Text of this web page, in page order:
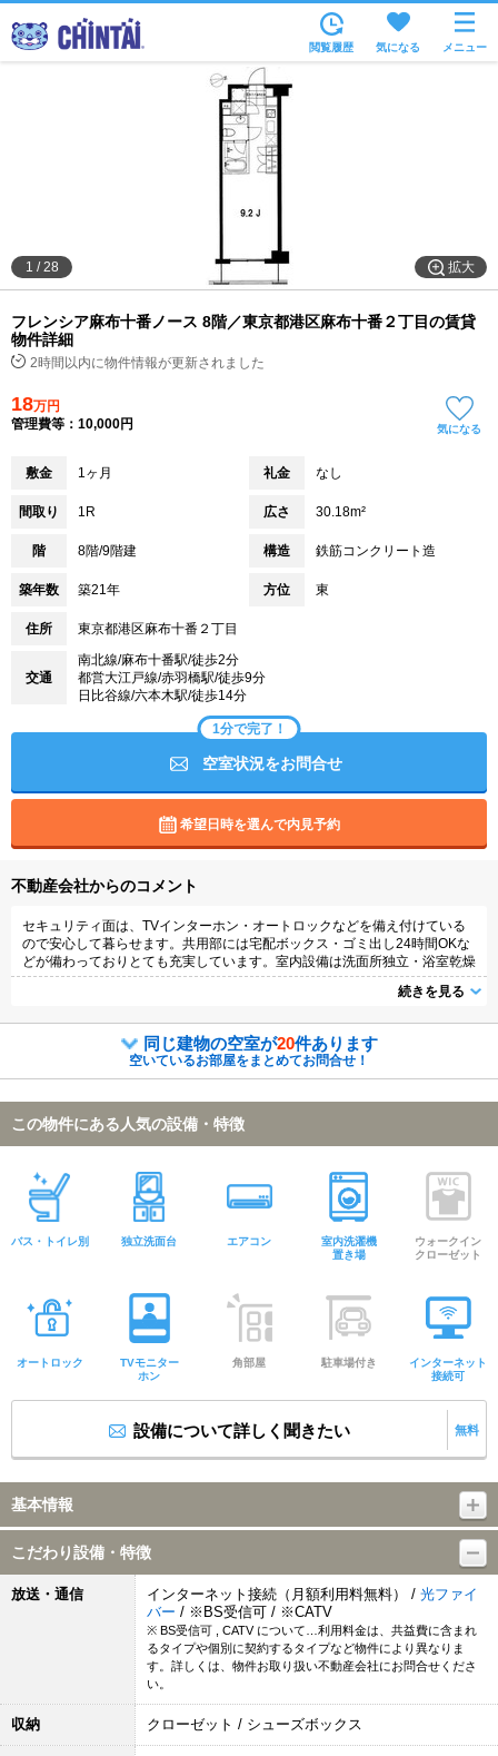
沿線・駅から
住所から
家賃相場から
不動産会社から
TOP
閲覧履歴 気になる メニュー
拡大
1 /28
フレンシア麻布十番ノース 8階／東京都港区麻布十番２丁目の賃貸
物件詳細
2時間以内に物件情報が更新されました
18万円
管理費等：10,000円
気になる
敷金 1ヶ月 礼金 なし
間取り 1R 広さ 30.18m²
階 8階/9階建 構造 鉄筋コンクリート造
築年数 築21年 方位 東
住所 東京都港区麻布十番２丁目
交通
南北線/麻布十番駅/徒歩2分
都営大江戸線/赤羽橋駅/徒歩9分
日比谷線/六本木駅/徒歩14分
1分で完了！
空室状況をお問合せ
希望日時を選んで内見予約
不動産会社からのコメント
セキュリティ面は、TVインターホン・オートロックなどを備え付けている
ので安心して暮らせます。共用部には宅配ボックス・ゴミ出し24時間OKな
どが備わっておりとても充実しています。室内設備は洗面所独立・浴室乾燥
機などが揃っており、とても充実しています。駅まで2分と、駅近でアクセ
続きを見る
同じ建物の空室が20件あります
空いているお部屋をまとめてお問合せ！
この物件にある人気の設備・特徴
バス・トイレ別 独立洗面台 エアコン
室内洗濯機
置き場
ウォークイン
クローゼット
オートロック
TVモニター
ホン
角部屋 駐車場付き
インターネット
接続可
設備について詳しく聞きたい 無料
基本情報
こだわり設備・特徴
放送・通信 インターネット接続（月額利用料無料） / 光ファイ
バー / ※BS受信可 / ※CATV
※ BS受信可 , CATV について…利用料金は、共益費に含まれ
るタイプや個別に契約するタイプなど物件により異なりま
す。詳しくは、物件お取り扱い不動産会社にお問合せくださ
い。
収納 クローゼット / シューズボックス